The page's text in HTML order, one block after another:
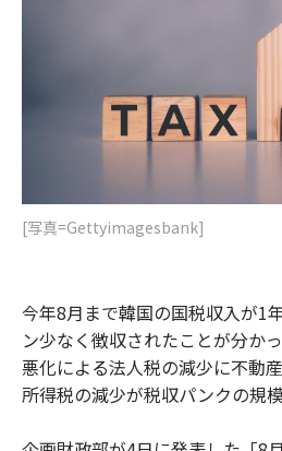
[写真=Gettyimagesbank]
今年8月まで韓国の国税収入が1
ン少なく徴収されたことが分か
悪化による法人税の減少に不動
所得税の減少が税収パンクの規